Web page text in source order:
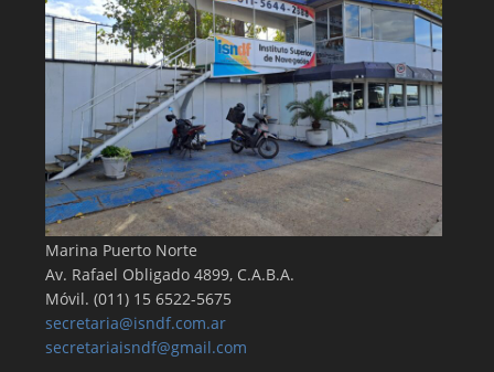
Marina Puerto Norte
Av. Rafael Obligado 4899, C.A.B.A.
Móvil. (011) 15 6522-5675
secretaria@isndf.com.ar
secretariaisndf@gmail.com